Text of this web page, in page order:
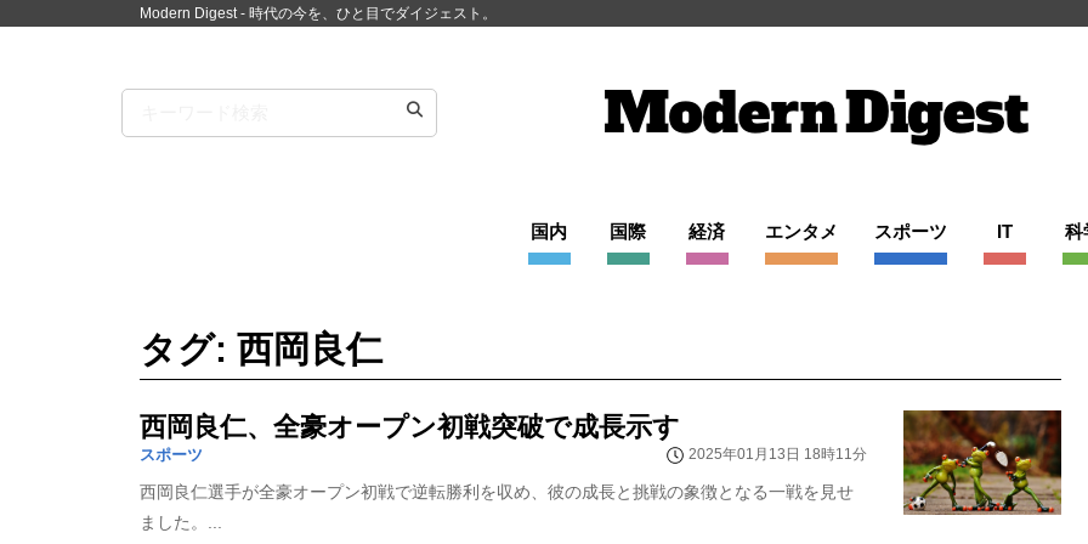
Modern Digest - 時代の今を、ひと目でダイジェスト。
国内 国際 経済 エンタメ スポーツ IT 科
タグ: 西岡良仁
西岡良仁、全豪オープン初戦突破で成長示す
スポーツ 2025年01月13日 18時11分
西岡良仁選手が全豪オープン初戦で逆転勝利を収め、彼の成長と挑戦の象徴となる一戦を見せ
ました。...